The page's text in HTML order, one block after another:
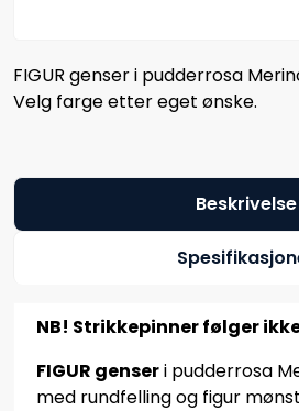
FIGUR genser i pudderrosa
Velg farge etter eget ønske.
Beskrivelse
NB! Strikkepinner følger
FIGUR genseri pudderrosa
med rundfelling og figur